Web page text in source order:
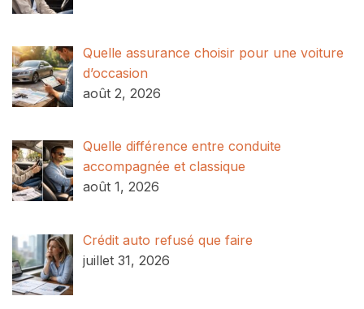
Quelle assurance choisir pour une voiture
d’occasion
août 2, 2026
Quelle différence entre conduite
accompagnée et classique
août 1, 2026
Crédit auto refusé que faire
juillet 31, 2026